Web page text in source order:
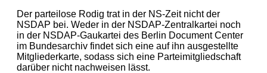
Der parteilose Rodig trat in der NS-Zeit nicht der
NSDAP bei. Weder in der NSDAP-Zentralkartei noch
in der NSDAP-Gaukartei des Berlin Document Center
im Bundesarchiv findet sich eine auf ihn ausgestellte
Mitgliederkarte, sodass sich eine Parteimitgliedschaft
darüber nicht nachweisen lässt.